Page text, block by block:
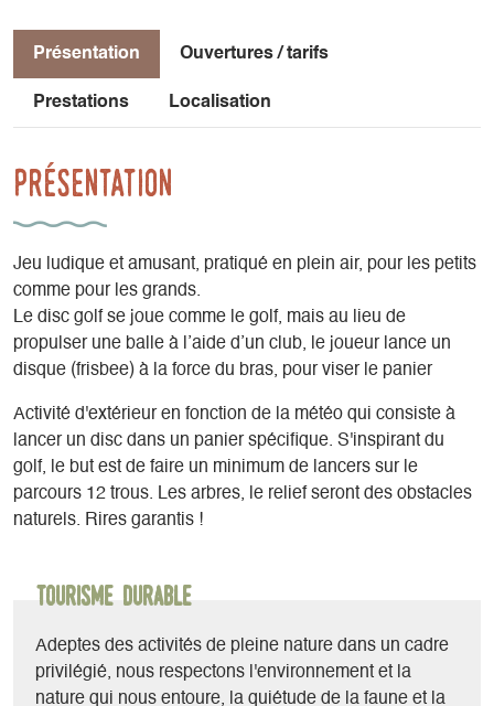
Présentation Ouvertures / tarifs
Prestations Localisation
Présentation
Jeu ludique et amusant, pratiqué en plein air, pour les petits
comme pour les grands.
Le disc golf se joue comme le golf, mais au lieu de
propulser une balle à l’aide d’un club, le joueur lance un
disque (frisbee) à la force du bras, pour viser le panier
Activité d'extérieur en fonction de la météo qui consiste à
lancer un disc dans un panier spécifique. S'inspirant du
golf, le but est de faire un minimum de lancers sur le
parcours 12 trous. Les arbres, le relief seront des obstacles
naturels. Rires garantis !
Tourisme durable
Adeptes des activités de pleine nature dans un cadre
privilégié, nous respectons l'environnement et la
nature qui nous entoure, la quiétude de la faune et la